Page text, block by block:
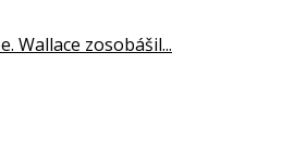
Wallace zosobášil...